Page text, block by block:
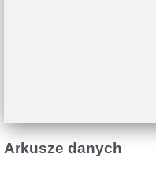
Arkusze danych